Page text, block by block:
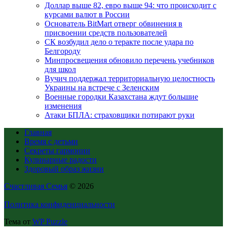
Доллар выше 82, евро выше 94: что происходит с
курсами валют в России
Основатель BitMart отверг обвинения в
присвоении средств пользователей
СК возбудил дело о теракте после удара по
Белгороду
Минпросвещения обновило перечень учебников
для школ
Вучич поддержал территориальную целостность
Украины на встрече с Зеленским
Военные городки Казахстана ждут большие
изменения
Атаки БПЛА: страховщики потирают руки
Главная
Время с детьми
Секреты гармонии
Кулинарные радости
Здоровый образ жизни
Счастливая Семья © 2026
Политика конфиденциальности
Тема от WP Puzzle